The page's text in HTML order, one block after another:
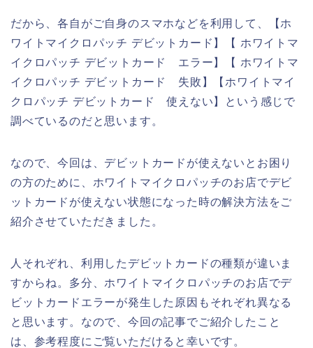
だから、各自がご自身のスマホなどを利用して、【ホ
ワイトマイクロパッチ デビットカード】【 ホワイトマ
イクロパッチ デビットカード エラー】【 ホワイトマ
イクロパッチ デビットカード 失敗】【ホワイトマイ
クロパッチ デビットカード 使えない】という感じで
調べているのだと思います。
なので、今回は、デビットカードが使えないとお困り
の方のために、ホワイトマイクロパッチのお店でデビ
ットカードが使えない状態になった時の解決方法をご
紹介させていただきました。
人それぞれ、利用したデビットカードの種類が違いま
すからね。多分、ホワイトマイクロパッチのお店でデ
ビットカードエラーが発生した原因もそれぞれ異なる
と思います。なので、今回の記事でご紹介したこと
は、参考程度にご覧いただけると幸いです。